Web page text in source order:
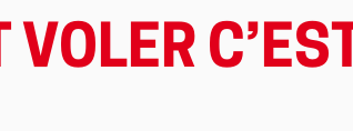
C’EST